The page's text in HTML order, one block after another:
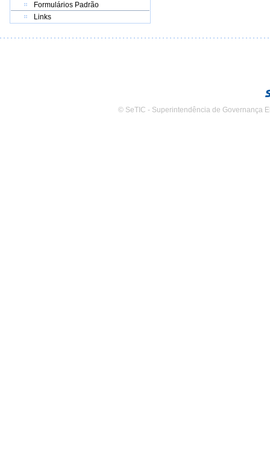
Formulários Padrão
Links
© SeTIC - Superintendência de Governança